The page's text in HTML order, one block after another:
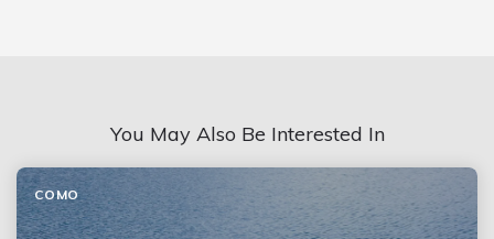
You May Also Be Interested In
COMO